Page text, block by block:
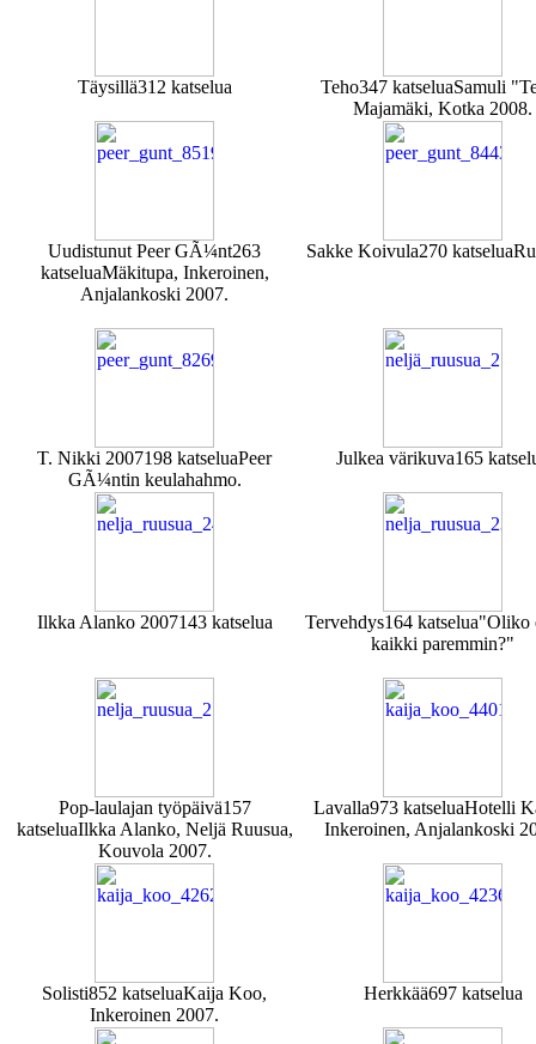
Täysillä312 katselua Teho347 katseluaSamuli
Majamäki, Kotka 2008.
Uudistunut Peer GÃ¼nt263
katseluaMäkitupa, Inkeroinen,
Anjalankoski 2007.
Sakke Koivula270 katselua
T. Nikki 2007198 katseluaPeer
GÃ¼ntin keulahahmo.
Julkea värikuva165
Ilkka Alanko 2007143 katselua Tervehdys164 katselua"Oliko
kaikki paremmin?"
Pop-laulajan työpäivä157
katseluaIlkka Alanko, Neljä Ruusua,
Kouvola 2007.
Lavalla973 katseluaHotelli
Inkeroinen, Anjalankoski
Solisti852 katseluaKaija Koo,
Inkeroinen 2007.
Herkkää697 katselua